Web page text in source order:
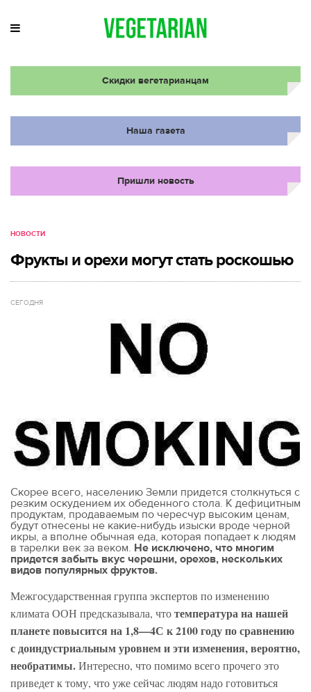
Скидки вегетарианцам
Наша газета
Пришли новость
НОВОСТИ
Фрукты и орехи могут стать роскошью
СЕГОДНЯ
Скорее всего, населению Земли придется столкнуться с
резким оскудением их обеденного стола. К дефицитным
продуктам, продаваемым по чересчур высоким ценам,
будут отнесены не какие-нибудь изыски вроде черной
икры, а вполне обычная еда, которая попадает к людям
в тарелки век за веком. Не исключено, что многим
придется забыть вкус черешни, орехов, нескольких
видов популярных фруктов.
Межгосудар­ственная группа экспертов по изменению
климата ООН предсказывала, чтотемпература на нашей
планете повысится на 1,8—4С к 2100 году по сравнению
с доиндустриальным уровнем и эти изменения, вероятно,
необратимы.Интересно, что помимо всего прочего это
приведет к тому, что уже сейчас людям надо готовиться